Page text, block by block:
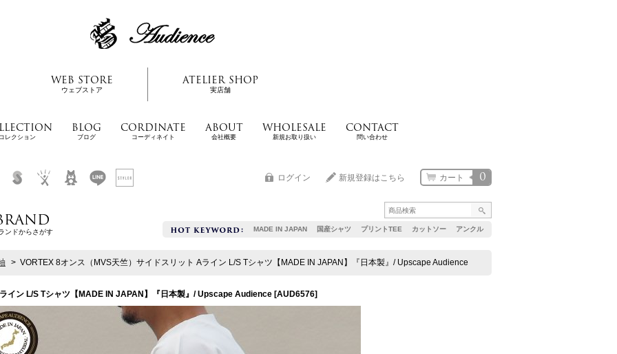
WEB STORE
ウェブストア
ATELIER SHOP
実店舗
レクション
BLOG
ブログ
CORDINATE
コーディネイト
ABOUT
会社概要
WHOLESALE
新規お取り扱い
CONTACT
問い合わせ
MADE IN JAPAN 国産シャツ プリントTEE カットソー アンクル
0
カート
ログイン 新規登録はこちら
ンドからさがす
> VORTEX 8オンス（MVS天竺）サイドスリット Aライン L/S Tシャツ【MADE IN JAPAN】『日本製』/ Upscape Audience
イン L/S Tシャツ【MADE IN JAPAN】『日本製』/ Upscape Audience [AUD6576]